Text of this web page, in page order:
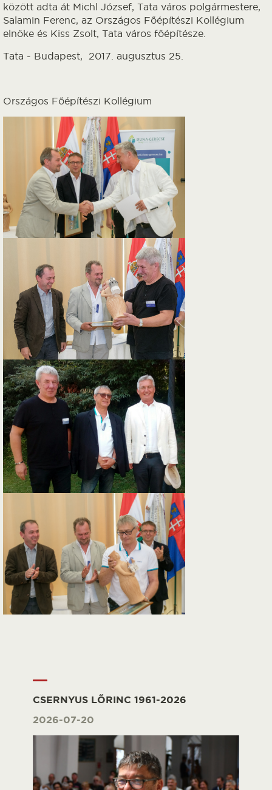
között adta át Michl József, Tata város polgármestere,
Salamin Ferenc, az Országos Főépítészi Kollégium
elnöke és Kiss Zsolt, Tata város főépítésze.
Tata - Budapest, 2017. augusztus 25.
Országos Főépítészi Kollégium
CSERNYUS LŐRINC 1961-2026
2026-07-20